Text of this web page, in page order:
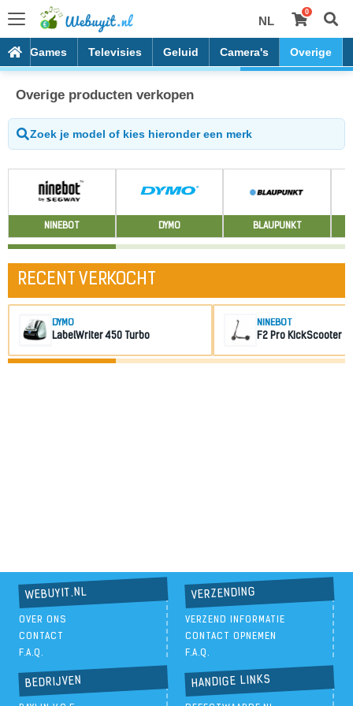
NL
0
Games Televisies Geluid Camera's Overige
Overige producten verkopen
NINEBOT DYMO BLAUPUNKT
RECENT VERKOCHT
DYMO
LabelWriter 450 Turbo
NINEBOT
F2 Pro KickScooter
WEBUYIT.NL
OVER ONS
CONTACT
F.A.Q.
VERZENDING
VERZEND INFORMATIE
CONTACT OPNEMEN
F.A.Q.
BEDRIJVEN HANDIGE LINKS